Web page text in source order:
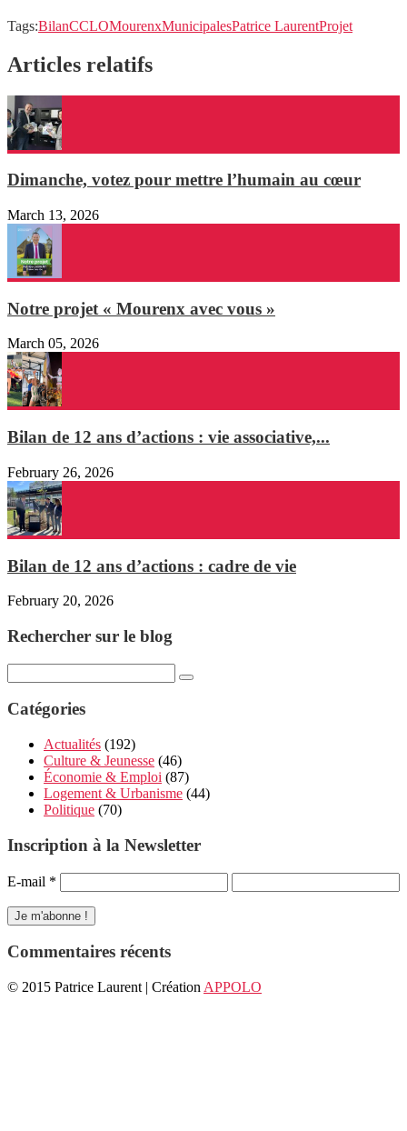
Tags:BilanCCLOMourenxMunicipalesPatrice LaurentProjet
Articles relatifs
Dimanche, votez pour mettre l’humain au cœur
March 13, 2026
Notre projet « Mourenx avec vous »
March 05, 2026
Bilan de 12 ans d’actions : vie associative,...
February 26, 2026
Bilan de 12 ans d’actions : cadre de vie
February 20, 2026
Rechercher sur le blog
Catégories
Actualités (192)
Culture & Jeunesse (46)
Économie & Emploi (87)
Logement & Urbanisme (44)
Politique (70)
Inscription à la Newsletter
E-mail *
Commentaires récents
© 2015 Patrice Laurent | Création APPOLO